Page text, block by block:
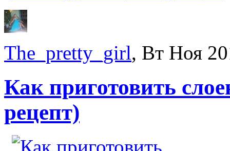
The_pretty_girl, Вт Ноя
Как приготовить
рецепт)